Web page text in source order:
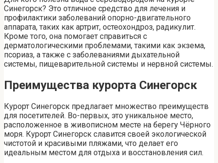
Синегорск? Это отличное средство для лечения и
профилактики заболеваний опорно-двигательного
аппарата, таких как артрит, остеохондроз, радикулит.
Кроме того, она помогает справиться с
дерматологическими проблемами, такими как экзема,
псориаз, а также с заболеваниями дыхательной
системы, пищеварительной системы и нервной системы.
Преимущества курорта Синегорск
Курорт Синегорск предлагает множество преимуществ
для посетителей. Во-первых, это уникальное место,
расположенное в живописном месте на берегу Чёрного
моря. Курорт Синегорск славится своей экологической
чистотой и красивыми пляжами, что делает его
идеальным местом для отдыха и восстановления сил.